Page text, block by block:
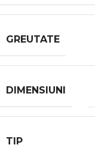
GREUTATE
DIMENSIUNI
TIP